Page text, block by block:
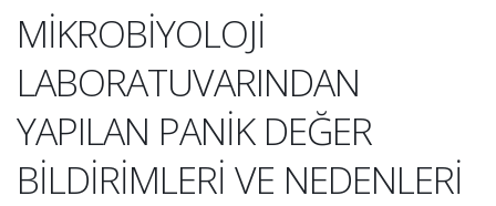
MİKROBİYOLOJİ
LABORATUVARINDAN
YAPILAN PANİK DEĞER
BİLDİRİMLERİ VE NEDENLERİ